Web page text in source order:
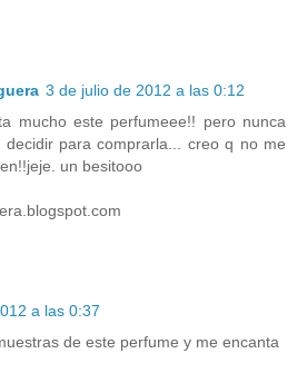
3 de julio de 2012 a las 0:12
mucho este perfumeee!! pero nunca
para comprarla... creo q no me
un besitooo
a las 0:37
de este perfume y me encanta